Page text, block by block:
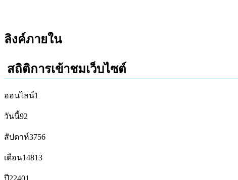
ลิงค์ภายใน
สถิติการเข้าชมเว็บไซต์
ออนไลน์1
วันนี้92
สัปดาห์3756
เดือน14813